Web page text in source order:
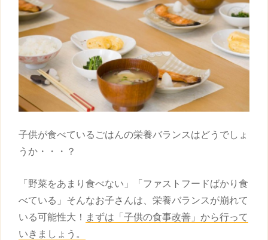
子供が食べているごはんの栄養バランスはどうでしょ
うか・・・？
「野菜をあまり食べない」「ファストフードばかり食
べている」そんなお子さんは、栄養バランスが崩れて
いる可能性大！ まずは「 子供の食事改善」から行って
いきましょう。